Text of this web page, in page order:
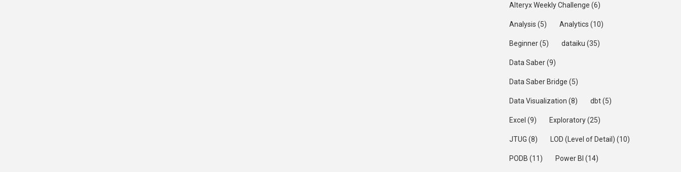
Alteryx Weekly Challenge (6)
Analysis (5) Analytics (10)
Beginner(5) dataiku (35)
Data Saber(9)
Data Saber Bridge (5)
Data Visualization (8) dbt(5)
Excel (9) Exploratory(25)
JTUG (8) LOD (Level of Detail) (10)
PODB (11) Power BI (14)